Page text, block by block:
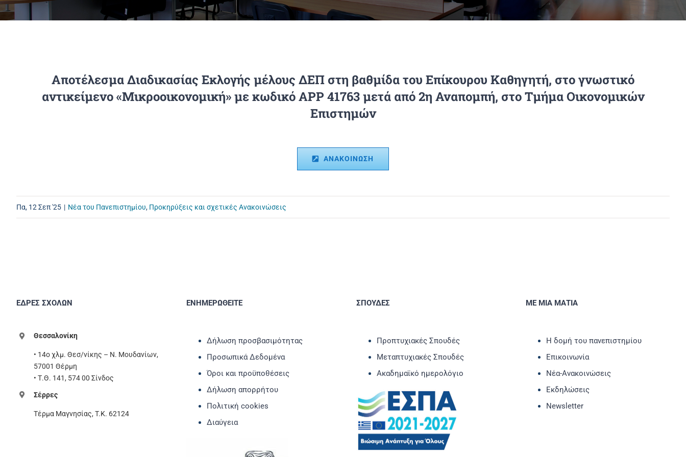
Αποτέλεσμα Διαδικασίας Εκλογής μέλους ΔΕΠ στη βαθμίδα του Επίκουρου Καθηγητή, στο γνωστικό
αντικείμενο «Μικροοικονομική» με κωδικό ΑΡΡ 41763 μετά από 2η Αναπομπή, στο Τμήμα Οικονομικών
Επιστημών
ΑΝΑΚΟΙΝΩΣΗ
Πα, 12 Σεπ '25 | Νέα του Πανεπιστημίου, Προκηρύξεις και σχετικές Ανακοινώσεις
ΕΔΡΕΣ ΣΧΟΛΩΝ
Θεσσαλονίκη
• 14ο χλμ. Θεσ/νίκης – Ν. Μουδανίων,
57001 Θέρμη
• Τ.Θ. 141, 574 00 Σίνδος
Σέρρες
Τέρμα Μαγνησίας, T.K. 62124
ΕΝΗΜΕΡΩΘΕΙΤΕ
Δήλωση προσβασιμότητας
Προσωπικά Δεδομένα
Όροι και προϋποθέσεις
Δήλωση απορρήτου
Πολιτική cookies
Διαύγεια
ΣΠΟΥΔΕΣ
Προπτυχιακές Σπουδές
Μεταπτυχιακές Σπουδές
Ακαδημαϊκό ημερολόγιο
ΜΕ ΜΙΑ ΜΑΤΙΑ
Η δομή του πανεπιστημίου
Επικοινωνία
Νέα-Ανακοινώσεις
Εκδηλώσεις
Newsletter